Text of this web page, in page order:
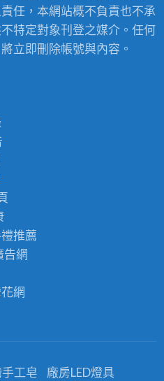
任，本網站概不負責也不承
特定對象刊登之媒介。任何
立即刪除帳號與內容。
推薦
告網
網
工皂 廠房LED燈具